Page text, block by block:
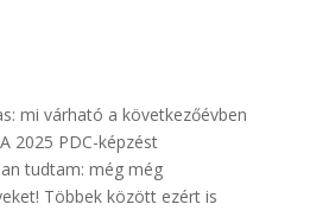
mi várható a következőévben
2025 PDC-képzést
tudtam: még még
Többek között ezért is